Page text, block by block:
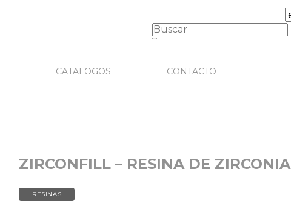
CATALOGOS CONTACTO
ZIRCONFILL – RESINA DE ZIRCONIA
RESINAS